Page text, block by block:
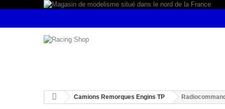
Camions Remorques Engins TP